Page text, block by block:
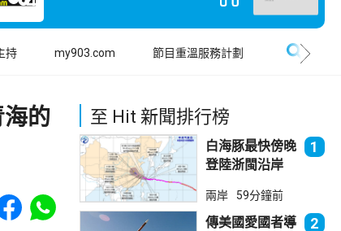
持 my903.com 節目重溫服務計劃
的
Share to Facebook
Share to WhatsApp
至 Hit 新聞排行榜
白海豚最快傍晚
登陸浙閩沿岸
廿萬人
1
兩岸 59分鐘前
傳美國愛國者導 2